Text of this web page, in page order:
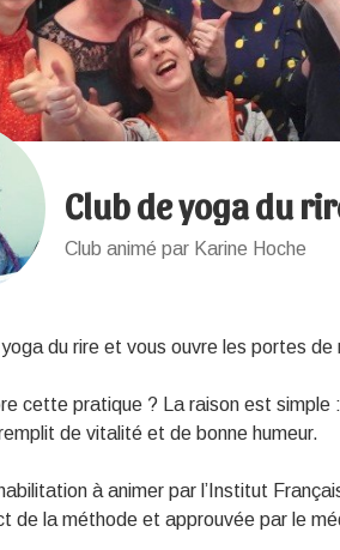
Club de yoga du
Club animé par Karine Hoche
du rire et vous ouvre les portes de
cette pratique ? La raison est
de vitalité et de bonne humeur.
à animer par l’Institut
de la méthode et approuvée par le